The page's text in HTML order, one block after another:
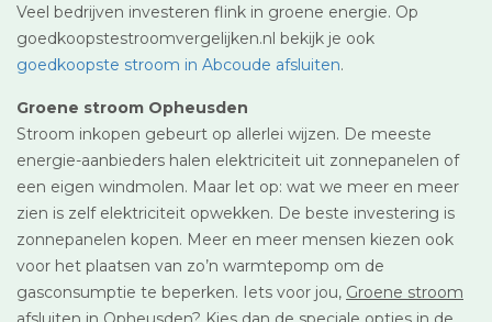
Veel bedrijven investeren flink in groene energie. Op
goedkoopstestroomvergelijken.nl bekijk je ook
goedkoopste stroom in Abcoude afsluiten.
Groene stroom Opheusden
Stroom inkopen gebeurt op allerlei wijzen. De meeste
energie-aanbieders halen elektriciteit uit zonnepanelen of
een eigen windmolen. Maar let op: wat we meer en meer
zien is zelf elektriciteit opwekken. De beste investering is
zonnepanelen kopen. Meer en meer mensen kiezen ook
voor het plaatsen van zo’n warmtepomp om de
gasconsumptie te beperken. Iets voor jou, Groene stroom